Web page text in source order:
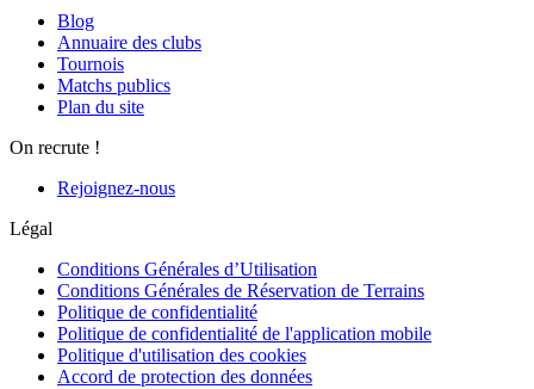
Blog
Annuaire des clubs
Tournois
Matchs publics
Plan du site
On recrute !
Rejoignez-nous
Légal
Conditions Générales d’Utilisation
Conditions Générales de Réservation de Terrains
Politique de confidentialité
Politique de confidentialité de l'application mobile
Politique d'utilisation des cookies
Accord de protection des données